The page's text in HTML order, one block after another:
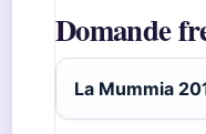
Domande
La Mummia